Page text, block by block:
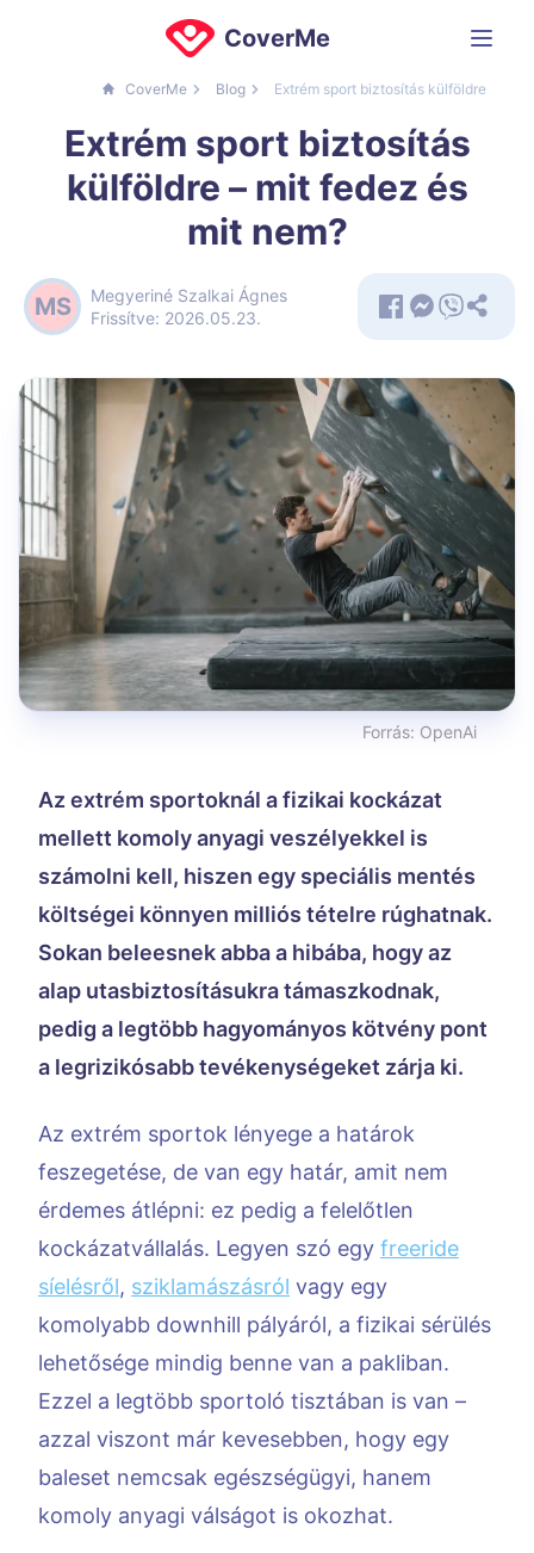
CoverMe
CoverMe Blog Extrém sport biztosítás külföldre
Extrém sport biztosítás
külföldre – mit fedez és
mit nem?
MS
Megyeriné Szalkai Ágnes
Frissítve: 2026.05.23.
Forrás: OpenAi
Az extrém sportoknál a fizikai kockázat
mellett komoly anyagi veszélyekkel is
számolni kell, hiszen egy speciális mentés
költségei könnyen milliós tételre rúghatnak.
Sokan beleesnek abba a hibába, hogy az
alap utasbiztosításukra támaszkodnak,
pedig a legtöbb hagyományos kötvény pont
a legrizikósabb tevékenységeket zárja ki.
Az extrém sportok lényege a határok
feszegetése, de van egy határ, amit nem
érdemes átlépni: ez pedig a felelőtlen
kockázatvállalás. Legyen szó egy freeride
síelésről, sziklamászásról vagy egy
komolyabb downhill pályáról, a fizikai sérülés
lehetősége mindig benne van a pakliban.
Ezzel a legtöbb sportoló tisztában is van –
azzal viszont már kevesebben, hogy egy
baleset nemcsak egészségügyi, hanem
komoly anyagi válságot is okozhat.